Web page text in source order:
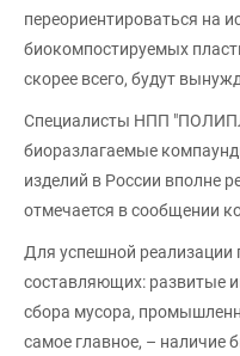
переориентироваться на
биокомпостируемых
скорее всего, будут
Специалисты НПП
биоразлагаемые
изделий в России вполне
отмечается в сообщении
Для успешной реализации
составляющих: развитые
сбора мусора,
самое главное, – наличие